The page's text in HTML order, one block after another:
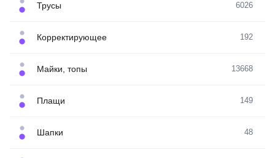
Трусы 6026
Корректирующее 192
Майки, топы 13668
Плащи 149
Шапки 48